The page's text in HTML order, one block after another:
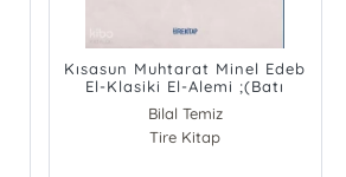
Kısasun Muhtarat Minel Edeb
El-Klasiki El-Alemi ;(Batı
Klasiklerinden Seçme
Hikâyeler)
Bilal Temiz
Tire Kitap